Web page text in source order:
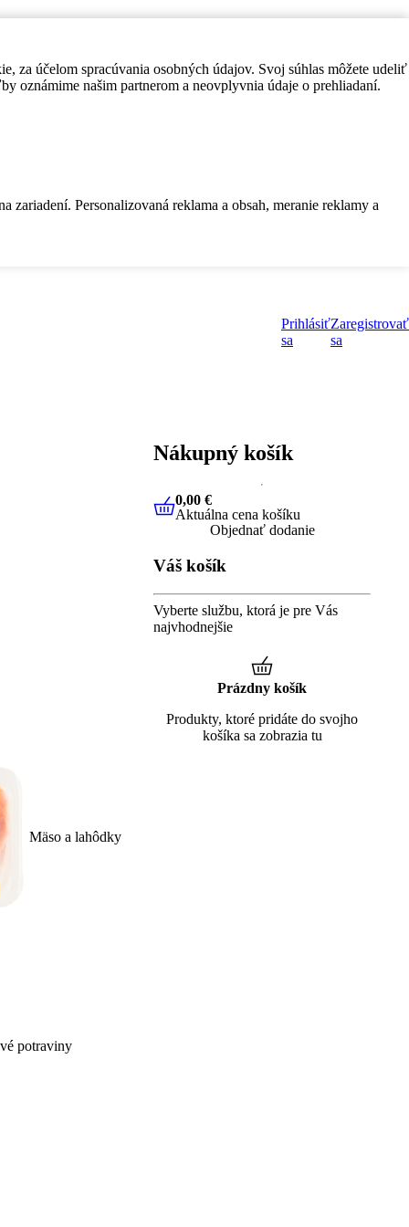
za účelom spracúvania osobných údajov. Svoj súhlas môžete udeliť
oznámime našim partnerom a neovplyvnia údaje o prehliadaní.
Personalizovaná reklama a obsah, meranie reklamy a
Prihlásiť
sa
Zaregistrovať
sa
Mäso a lahôdky
potraviny
Nákupný košík
0,00 €Aktuálna cena košíku
0,00 €
Aktuálna cena košíku
Objednať dodanie
Váš košík
Vyberte službu, ktorá je pre Vás
najvhodnejšie
Prázdny košík
Produkty, ktoré pridáte do svojho
košíka sa zobrazia tu